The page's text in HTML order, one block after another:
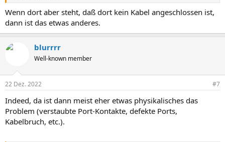
Wenn dort aber steht, daß dort kein Kabel angeschlossen ist,
dann ist das etwas anderes.
blurrrr
Well-known member
22 Dez. 2022 #7
Indeed, da ist dann meist eher etwas physikalisches das
Problem (verstaubte Port-Kontakte, defekte Ports,
Kabelbruch, etc.).